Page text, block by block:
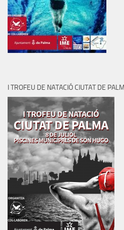
I TROFEU DE NATACIÓ CIUTAT DE